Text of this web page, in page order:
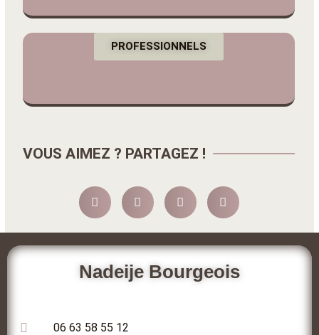
PROFESSIONNELS
VOUS AIMEZ ? PARTAGEZ !
Nadeije Bourgeois
06 63 58 55 12